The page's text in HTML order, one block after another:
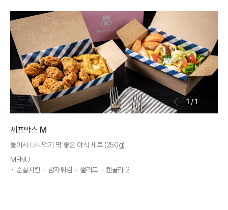
1 /1
셰프박스 M
둘이서 나눠먹기 딱 좋은 야식 세트 (250g)
MENU
순살치킨 + 감자튀김 + 샐러드 + 캔콜라 2